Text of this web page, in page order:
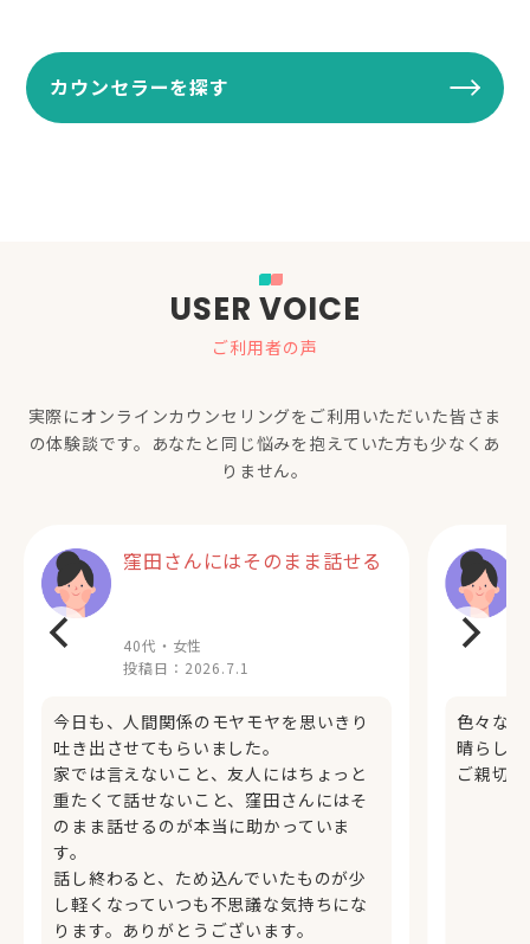
カウンセラーを探す
USER VOICE
ご利用者の声
実際にオンラインカウンセリングをご利用いただいた皆さま
の体験談です。あなたと同じ悩みを抱えていた方も少なくあ
りません。
窪田さんにはそのまま話せる
40代・女性
投稿日： 2026.7.1
今日も、人間関係のモヤモヤを思いきり
吐き出させてもらいました。
家では言えないこと、友人にはちょっと
重たくて話せないこと、窪田さんにはそ
のまま話せるのが本当に助かっていま
す。
話し終わると、ため込んでいたものが少
し軽くなっていつも不思議な気持ちにな
ります。ありがとうございます。
色々な
晴らし
ご親切